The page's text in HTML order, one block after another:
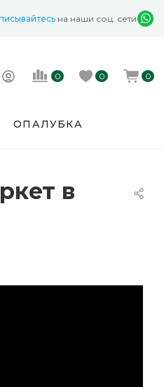
на наши соц. сети
0 0 0
ОПАЛУБКА
в